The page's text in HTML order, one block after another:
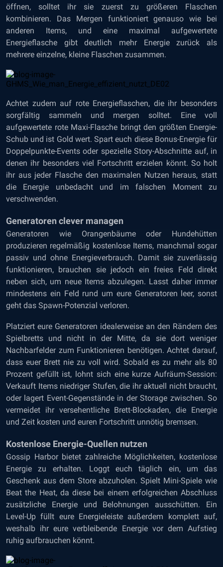
öffnen, solltet ihr sie zuerst zu größeren Flaschen
kombinieren. Das Mergen funktioniert genauso wie bei
anderen Items, und eine maximal aufgewertete
Energieflasche gibt deutlich mehr Energie zurück als
mehrere einzelne, kleine Flaschen zusammen.
Achtet zudem auf rote Energieflaschen, die ihr besonders
sorgfältig sammeln und mergen solltet. Eine voll
aufgewertete rote Maxi-Flasche bringt den größten Energie-
Schub und ist Gold wert. Spart euch diese Bonus-Energie für
Doppelpunkte-Events oder spezielle Story-Abschnitte auf, in
denen ihr besonders viel Fortschritt erzielen könnt. So holt
ihr aus jeder Flasche den maximalen Nutzen heraus, statt
die Energie unbedacht und im falschen Moment zu
verschwenden.
Generatoren clever managen
Generatoren wie Orangenbäume oder Hundehütten
produzieren regelmäßig kostenlose Items, manchmal sogar
passiv und ohne Energieverbrauch. Damit sie zuverlässig
funktionieren, brauchen sie jedoch ein freies Feld direkt
neben sich, um neue Items abzulegen. Lasst daher immer
mindestens ein Feld rund um eure Generatoren leer, sonst
geht das Spawn-Potenzial verloren.
Platziert eure Generatoren idealerweise an den Rändern des
Spielbretts und nicht in der Mitte, da sie dort weniger
Nachbarfelder zum Funktionieren benötigen. Achtet darauf,
dass euer Brett nie zu voll wird. Sobald es zu mehr als 80
Prozent gefüllt ist, lohnt sich eine kurze Aufräum-Session:
Verkauft Items niedriger Stufen, die ihr aktuell nicht braucht,
oder lagert Event-Gegenstände in der Storage zwischen. So
vermeidet ihr versehentliche Brett-Blockaden, die Energie
und Zeit kosten und euren Fortschritt unnötig bremsen.
Kostenlose Energie-Quellen nutzen
Gossip Harbor bietet zahlreiche Möglichkeiten, kostenlose
Energie zu erhalten. Loggt euch täglich ein, um das
Geschenk aus dem Store abzuholen. Spielt Mini-Spiele wie
Beat the Heat, da diese bei einem erfolgreichen Abschluss
zusätzliche Energie und Belohnungen ausschütten. Ein
Level-Up füllt eure Energieleiste außerdem komplett auf,
weshalb ihr eure verbleibende Energie vor dem Aufstieg
ruhig aufbrauchen könnt.